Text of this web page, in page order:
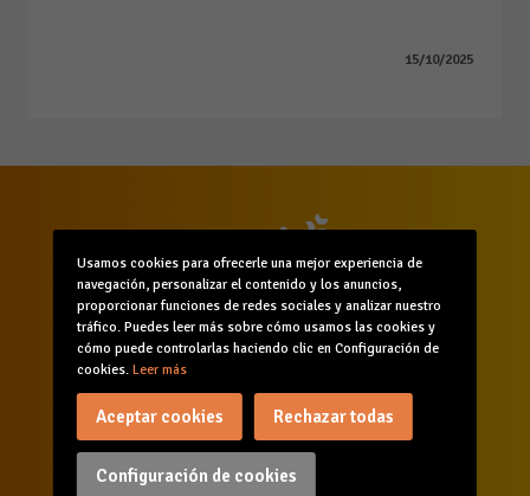
15/10/2025
Inicio Quiénes somos
Comunicación
ServiciosFormaciónAgenda
Canal de denuncias
Usamos cookies para ofrecerle una mejor experiencia de
navegación, personalizar el contenido y los anuncios,
proporcionar funciones de redes sociales y analizar nuestro
tráfico. Puedes leer más sobre cómo usamos las cookies y
cómo puede controlarlas haciendo clic en Configuración de
cookies. Leer más
Configuración de cookies
Aceptar cookies Rechazar todas